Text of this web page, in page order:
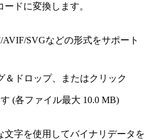
ードに変換します。
AVIF/SVGなどの形式をサポート
＆ドロップ、またはクリック
(各ファイル最大 10.0 MB)
文字を使用してバイナリデータを